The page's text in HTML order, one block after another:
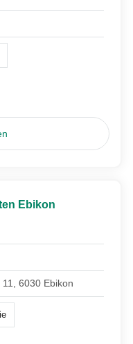
Ebikon
6030 Ebikon